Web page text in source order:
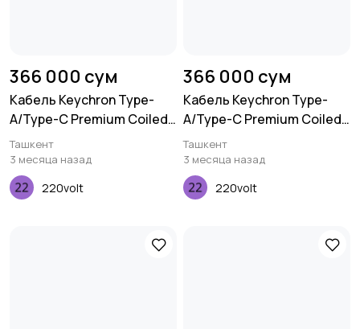
366 000 сум
Кабель Keychron Type-
A/Type-C Premium Coiled
Aviator, Cable-Straight,
Red
Ташкент
3 месяца назад
220volt
366 000 сум
Кабель Keychron Type-
A/Type-C Premium Coiled
Aviator, Cable-Angled,
Purple
Ташкент
3 месяца назад
220volt